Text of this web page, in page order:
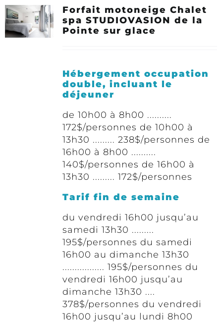
Forfait motoneige Chalet
spa STUDIOVASION de la
Pointe sur glace
Hébergement occupation
double, incluant le
déjeuner
de 10h00 à 8h00 ..........
172$/personnes de 10h00 à
13h30 ......... 238$/personnes de
16h00 à 8h00 ..........
140$/personnes de 16h00 à
13h30 ......... 172$/personnes
Tarif fin de semaine
du vendredi 16h00 jusqu’au
samedi 13h30 .........
195$/personnes du samedi
16h00 au dimanche 13h30
................. 195$/personnes du
vendredi 16h00 jusqu’au
dimanche 13h30 ....
378$/personnes du vendredi
16h00 jusqu’au lundi 8h00